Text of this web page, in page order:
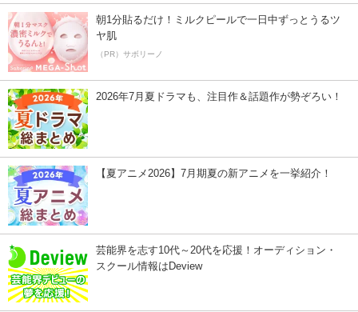
朝1分貼るだけ！ミルクピールで一日中ずっとうるツ
ヤ肌
（PR）サボリーノ
2026年7月夏ドラマも、注目作＆話題作が勢ぞろい！
【夏アニメ2026】7月期夏の新アニメを一挙紹介！
芸能界を志す10代～20代を応援！オーディション・
スクール情報はDeview